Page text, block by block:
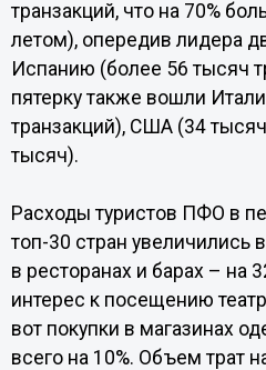
транзакций, что на 70%
летом), опередив лидера
Испанию (более 56 тысяч
пятерку также вошли
транзакций), США (34
тысяч).
Расходы туристов ПФО в
топ-30 стран увеличились
в ресторанах и барах – на
интерес к посещению
вот покупки в магазинах
всего на 10%. Объем трат